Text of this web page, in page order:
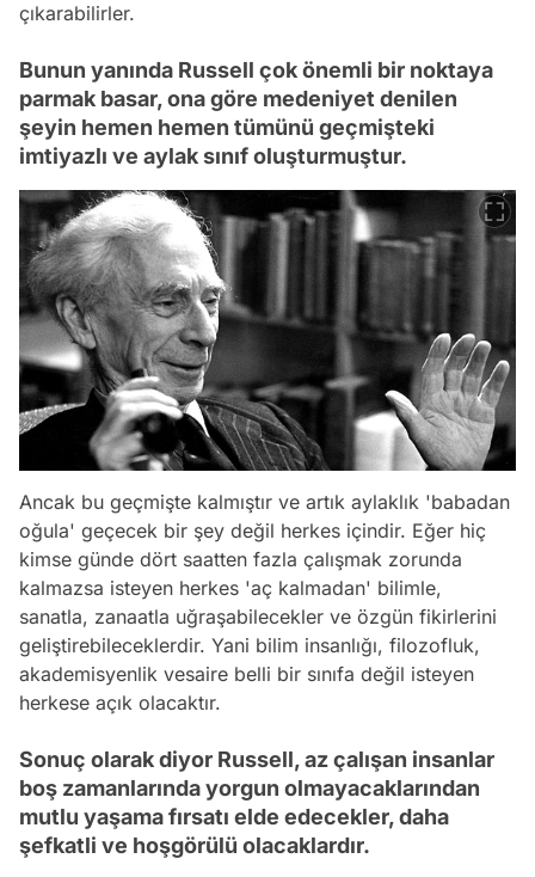
çıkarabilirler.
Bunun yanında Russell çok önemli bir noktaya
parmak basar, ona göre medeniyet denilen
şeyin hemen hemen tümünü geçmişteki
imtiyazlı ve aylak sınıf oluşturmuştur.
Ancak bu geçmişte kalmıştır ve artık aylaklık 'babadan
oğula' geçecek bir şey değil herkes içindir. Eğer hiç
kimse günde dört saatten fazla çalışmak zorunda
kalmazsa isteyen herkes 'aç kalmadan' bilimle,
sanatla, zanaatla uğraşabilecekler ve özgün fikirlerini
geliştirebileceklerdir. Yani bilim insanlığı, filozofluk,
akademisyenlik vesaire belli bir sınıfa değil isteyen
herkese açık olacaktır.
Sonuç olarak diyor Russell, az çalışan insanlar
boş zamanlarında yorgun olmayacaklarından
mutlu yaşama fırsatı elde edecekler, daha
şefkatli ve hoşgörülü olacaklardır.